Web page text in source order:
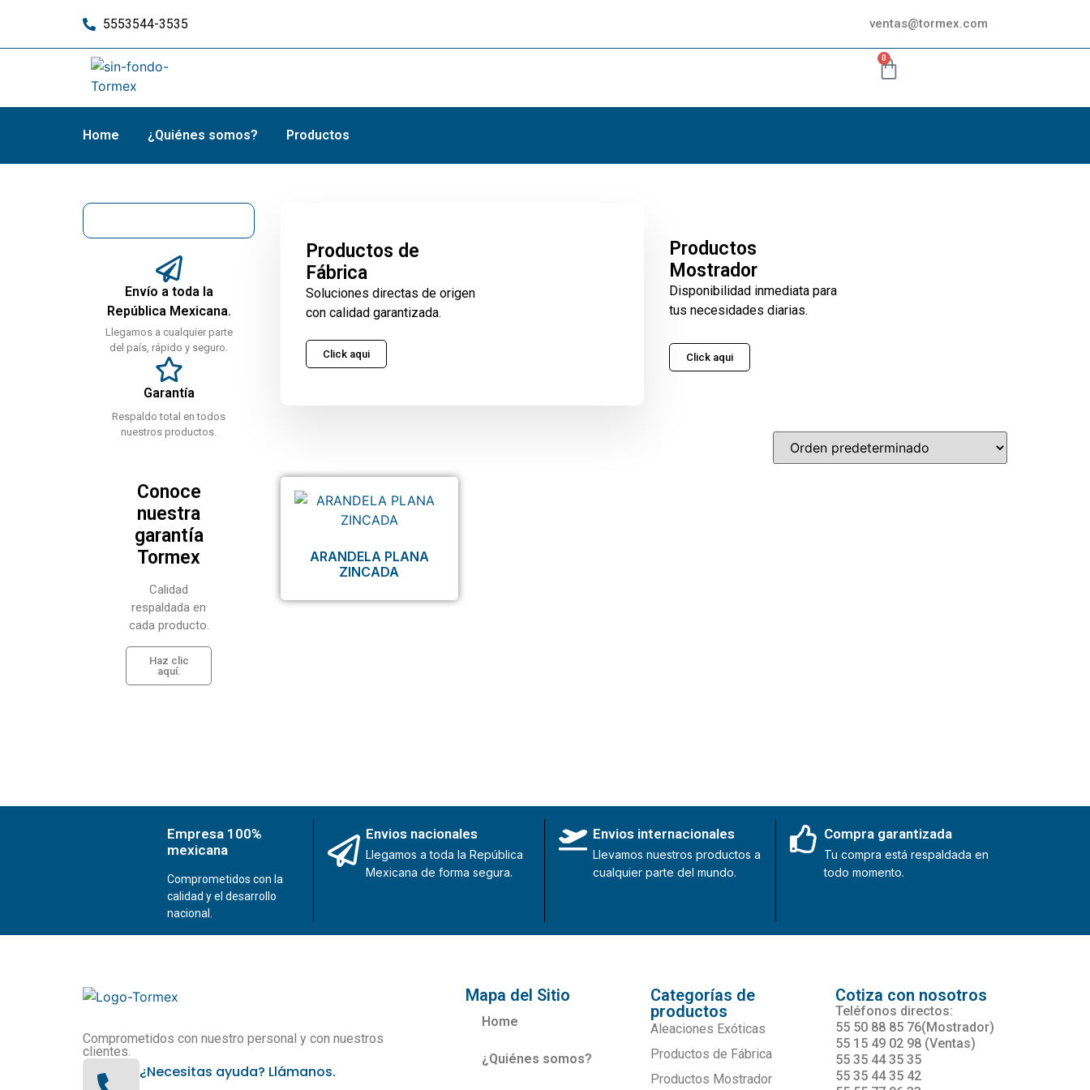
5553544-3535 ventas@tormex.com
0
Home ¿Quiénes somos? Productos
Envío a toda la
República Mexicana.
Llegamos a cualquier parte
del país, rápido y seguro.
Garantía
Respaldo total en todos
nuestros productos.
Conoce
nuestra
garantía
Tormex
Calidad
respaldada en
cada producto.
Haz clic
aquí.
Productos de
Fábrica
Soluciones directas de origen
con calidad garantizada.
Click aqui
Productos
Mostrador
Disponibilidad inmediata para
tus necesidades diarias.
Click aqui
ARANDELA PLANA
ZINCADA
Empresa 100%
mexicana
Comprometidos con la
calidad y el desarrollo
nacional.
Envios nacionales
Llegamos a toda la República
Mexicana de forma segura.
Envios internacionales
Llevamos nuestros productos a
cualquier parte del mundo.
Compra garantizada
Tu compra está respaldada en
todo momento.
Comprometidos con nuestro personal y con nuestros
clientes.
¿Necesitas ayuda? Llámanos.
Mapa del Sitio
Home
¿Quiénes somos?
Categorías de
productos
Aleaciones Exóticas
Productos de Fábrica
Productos Mostrador
Cotiza con nosotros
Teléfonos directos:
55 50 88 85 76(Mostrador)
55 15 49 02 98 (Ventas)
55 35 44 35 35
55 35 44 35 42